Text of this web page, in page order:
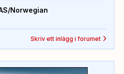
Norwegian
Skriv ett inlägg i forumet